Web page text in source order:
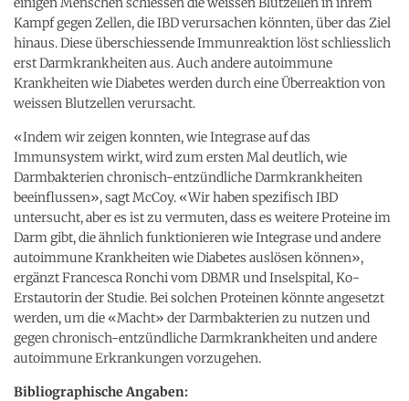
Kampf gegen Zellen, die IBD verursachen könnten, über das Ziel
hinaus. Diese überschiessende Immunreaktion löst schliesslich
erst Darmkrankheiten aus. Auch andere autoimmune
Krankheiten wie Diabetes werden durch eine Überreaktion von
weissen Blutzellen verursacht.
«Indem wir zeigen konnten, wie Integrase auf das
Immunsystem wirkt, wird zum ersten Mal deutlich, wie
Darmbakterien chronisch-entzündliche Darmkrankheiten
beeinflussen», sagt McCoy. «Wir haben spezifisch IBD
untersucht, aber es ist zu vermuten, dass es weitere Proteine im
Darm gibt, die ähnlich funktionieren wie Integrase und andere
autoimmune Krankheiten wie Diabetes auslösen können»,
ergänzt Francesca Ronchi vom DBMR und Inselspital, Ko-
Erstautorin der Studie. Bei solchen Proteinen könnte angesetzt
werden, um die «Macht» der Darmbakterien zu nutzen und
gegen chronisch-entzündliche Darmkrankheiten und andere
autoimmune Erkrankungen vorzugehen.
Bibliographische Angaben: